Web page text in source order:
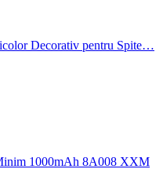
Decorativ pentru Spite…
1000mAh 8A008 XXM